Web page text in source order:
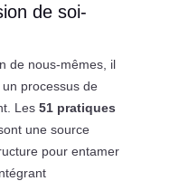
de soi-
de nous-mêmes, il
processus de
Les 51 pratiques
une source
pour entamer